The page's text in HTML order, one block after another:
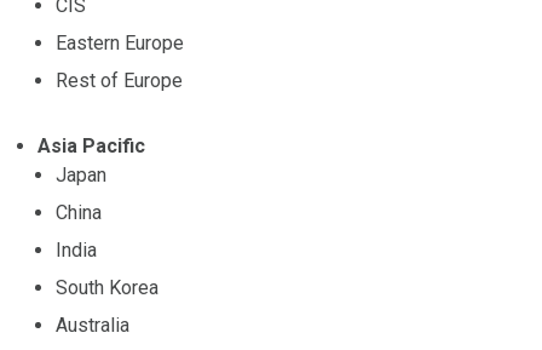
CIS
Eastern Europe
Rest of Europe
Asia Pacific
Japan
China
India
South Korea
Australia